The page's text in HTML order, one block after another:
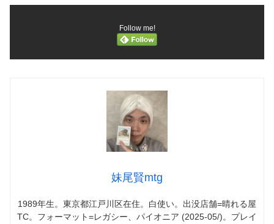
Follow me!
妹尾賢mtg
1989年生。東京都江戸川区在住。白使い。出没店舗=晴れる屋
TC。フォーマット=レガシー、パイオニア (2025-05/)。プレイ